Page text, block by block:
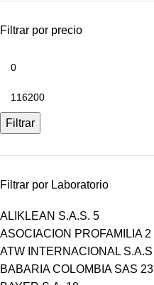
Filtrar por precio
Filtrar
Filtrar por Laboratorio
ALIKLEAN S.A.S. 5
ASOCIACION PROFAMILIA 2
ATW INTERNACIONAL S.A.S
BABARIA COLOMBIA SAS 23